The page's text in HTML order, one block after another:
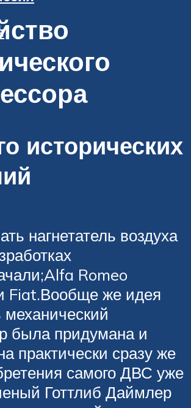
исторических
нагнетатель воздуха
Romeo
Fiat.Вообще же идея
была придумана и
практически сразу же
самого ДВС уже
Готтлиб Даймлер